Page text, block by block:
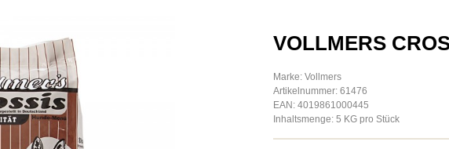
VOLLMERS
Marke: Vollmers
Artikelnummer: 61476
EAN: 4019861000445
Inhaltsmenge: 5 KG pro Stück